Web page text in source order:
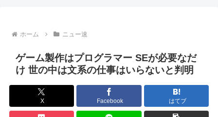
片山さつき、高市反逆罪で粛清へwww
イラストレーター「猫のキャラ描きました。全員分かるかな？...
【動画】高市早苗さん、広島の被爆者代表を睨みつけてしまい...
民主党政権「トヨタですら赤字でした、中小企業はもっとヤバ...
お盆休み3日目はじめる 高市早苗「休みは義務よ
ホーム ニュー速
ゲーム製作はプログラマー SEが必要なだ
け 世の中は文系の仕事はいらないと判明
X Facebook はてブ